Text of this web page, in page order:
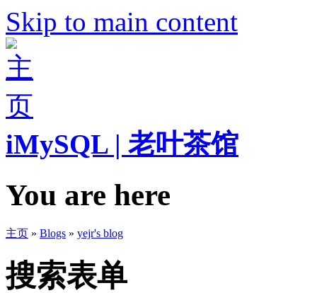
Skip to main content
iMySQL | 老叶茶馆
You are here
主页 » Blogs » yejr's blog
搜索表单